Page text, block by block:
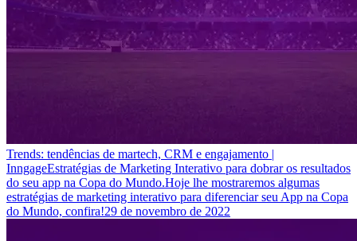
Trends: tendências de martech, CRM e engajamento |
InngageEstratégias de Marketing Interativo para dobrar os resultados
do seu app na Copa do Mundo.Hoje lhe mostraremos algumas
estratégias de marketing interativo para diferenciar seu App na Copa
do Mundo, confira!29 de novembro de 2022